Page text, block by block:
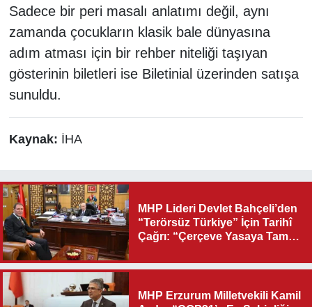
Sadece bir peri masalı anlatımı değil, aynı
zamanda çocukların klasik bale dünyasına
adım atması için bir rehber niteliği taşıyan
gösterinin biletleri ise Biletinial üzerinden satışa
sunuldu.
Kaynak: İHA
MHP Lideri Devlet Bahçeli’den
“Terörsüz Türkiye” İçin Tarihî
Çağrı: “Çerçeve Yasaya Tam
MHP Erzurum Milletvekili Kamil